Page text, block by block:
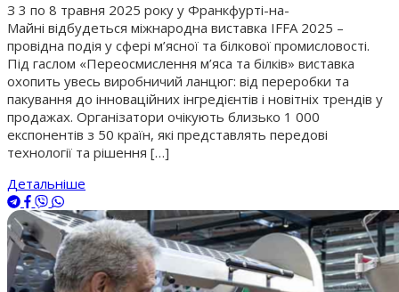
З 3 по 8 травня 2025 року у Франкфурті-на-
Майні відбудеться міжнародна виставка IFFA 2025 –
провідна подія у сфері м’ясної та білкової промисловості.
Під гаслом «Переосмислення м’яса та білків» виставка
охопить увесь виробничий ланцюг: від переробки та
пакування до інноваційних інгредієнтів і новітніх трендів у
продажах. Організатори очікують близько 1 000
експонентів з 50 країн, які представлять передові
технології та рішення […]
Детальніше